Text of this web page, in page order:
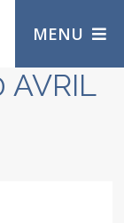
MENU
AVRIL